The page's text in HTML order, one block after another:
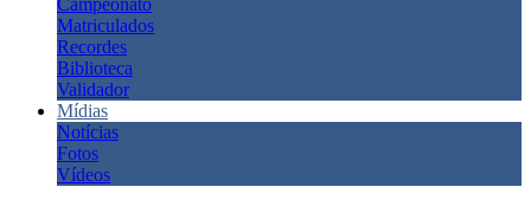
Campeonato
Matriculados
Recordes
Biblioteca
Validador
Mídias
Notícias
Fotos
Vídeos